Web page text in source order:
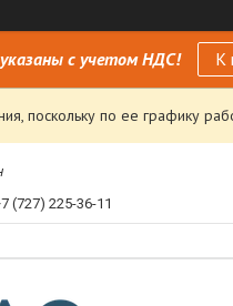
с учетом НДС! К
поскольку по ее графику
(727) 225-36-11